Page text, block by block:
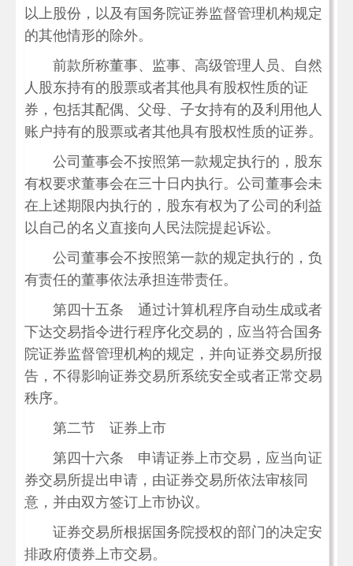
以上股份，以及有国务院证券监督管理机构规定
的其他情形的除外。
前款所称董事、监事、高级管理人员、自然
人股东持有的股票或者其他具有股权性质的证
券，包括其配偶、父母、子女持有的及利用他人
账户持有的股票或者其他具有股权性质的证券。
公司董事会不按照第一款规定执行的，股东
有权要求董事会在三十日内执行。公司董事会未
在上述期限内执行的，股东有权为了公司的利益
以自己的名义直接向人民法院提起诉讼。
公司董事会不按照第一款的规定执行的，负
有责任的董事依法承担连带责任。
第四十五条 通过计算机程序自动生成或者
下达交易指令进行程序化交易的，应当符合国务
院证券监督管理机构的规定，并向证券交易所报
告，不得影响证券交易所系统安全或者正常交易
秩序。
第二节 证券上市
第四十六条 申请证券上市交易，应当向证
券交易所提出申请，由证券交易所依法审核同
意，并由双方签订上市协议。
证券交易所根据国务院授权的部门的决定安
排政府债券上市交易。